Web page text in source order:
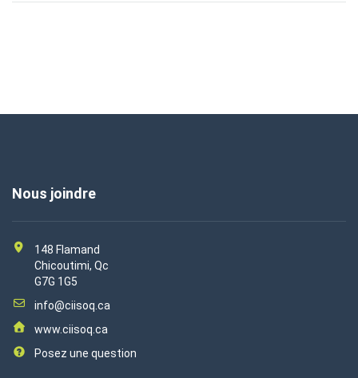
Nous joindre
148 Flamand
Chicoutimi, Qc
G7G 1G5
info@ciisoq.ca
www.ciisoq.ca
Posez une question